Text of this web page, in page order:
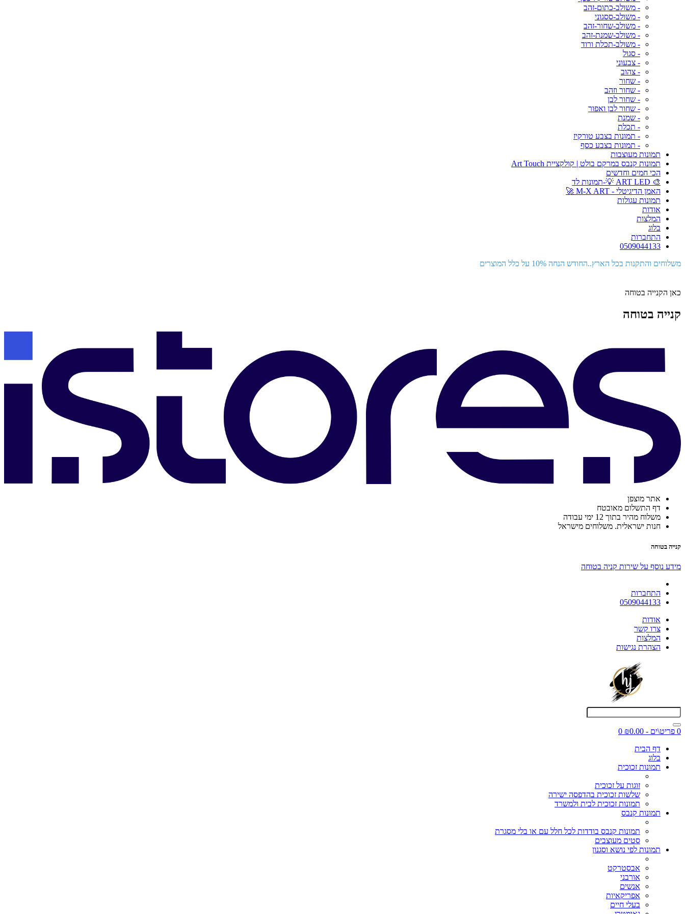
- משולב-כתום-זהב
- משולב-ססגוני
- משולב-שחור-זהב
- משולב-שמנת-זהב
- משולב-תכלת ורוד
- סגול
- צבעוני
- צהוב
- שחור
- שחור וזהב
- שחור לבן
- שחור לבן ואפור
- שמנת
- תכלת
- תמונות בצבע טורקיז
- תמונות בצבע כסף
תמונות מעוצבות
תמונות קנבס במרקם בולט | קולקציית Art Touch
הכי חמים וחדשים
🎨 ART LED 💡-תמונות לד
האמן הדיגיטלי - M-X ART 🚀
תמונות עגולות
אודות
המלצות
בלוג
התחברות
0509044133
משלוחים והתקנות בכל הארץ..החודש הנחה 10% על כלל המוצרים
כאן הקנייה בטוחה
קנייה בטוחה
אתר מוצפן
דף התשלום מאובטח
משלוח מהיר בתוך 12 ימי עבודה
חנות ישראלית. משלוחים מישראל
קנייה בטוחה
מידע נוסף על שירות קניה בטוחה
התחברות
0509044133
אודות
צרו קשר
המלצות
הצהרת נגישות
0 פריט\ים - ₪0.00
0
דף הבית
בלוג
תמונות זכוכית
זוגות על זכוכית
שלשות זכוכית בהדפסה ישירה
תמונות זכוכית לבית ולמשרד
תמונות קנבס
תמונות קנבס בודדות לכל חלל עם או בלי מסגרת
סטים מעוצבים
תמונות לפי נושא וסגנון
אבסטרקט
אורבני
אנשים
אפריקאיות
בעלי חיים